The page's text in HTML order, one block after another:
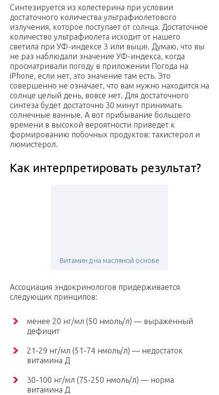
Синтезируется из холестерина при условии
достаточного количества ультрафиолетового
излучения, которое поступает от солнца. Достаточное
количество ультрафиолета исходит от нашего
светила при УФ-индексе 3 или выше. Думаю, что вы
не раз наблюдали значение УФ-индекса, когда
просматривали погоду в приложении Погода на
iPhone, если нет, это значение там есть. Это
совершенно не означает, что вам нужно находится на
солнце целый день, вовсе нет. Для достаточного
синтеза будет достаточно 30 минут принимать
солнечные ванные. А вот прибывание большего
времени в высокой вероятности приведет к
формированию побочных продуктов: тахистерол и
люмистерол.
Как интерпретировать результат?
Витамин д на масляной основе
Ассоциация эндокринологов придерживается
следующих принципов:
менее 20 нг/мл (50 нмоль/л) — выраженный
дефицит
21-29 нг/мл (51-74 нмоль/л) — недостаток
витамина Д
30-100 нг/мл (75-250 нмоль/л) — норма
витамина Д